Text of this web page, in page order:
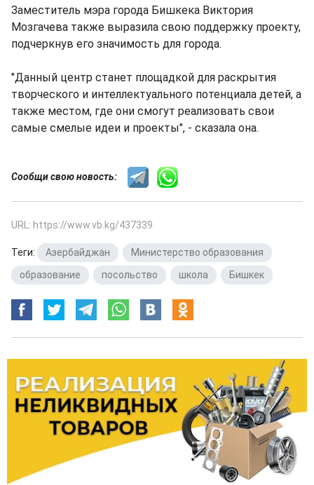
Заместитель мэра города Бишкека Виктория
Мозгачева также выразила свою поддержку проекту,
подчеркнув его значимость для города.
"Данный центр станет площадкой для раскрытия
творческого и интеллектуального потенциала детей, а
также местом, где они смогут реализовать свои
самые смелые идеи и проекты", - сказала она.
Сообщи свою новость:
URL: https://www.vb.kg/437339
Теги: Азербайджан Министерство образования
образование
посольство школа Бишкек